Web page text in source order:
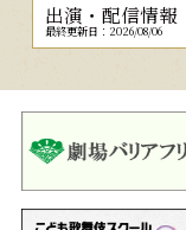
出演・配信情報
最終更新日：2026/08/06